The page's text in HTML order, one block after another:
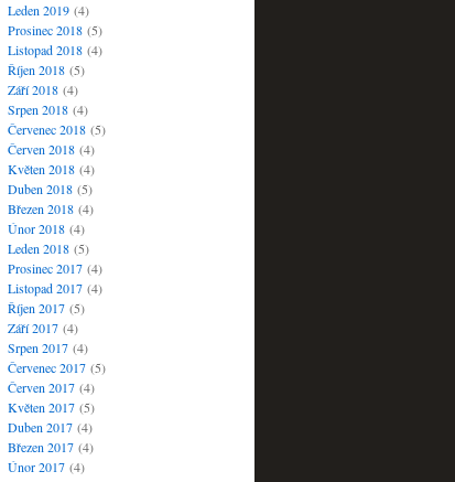
Leden 2019(4)
Prosinec 2018(5)
Listopad 2018(4)
Říjen 2018(5)
Září 2018(4)
Srpen 2018(4)
Červenec 2018(5)
Červen 2018(4)
Květen 2018(4)
Duben 2018(5)
Březen 2018(4)
Únor 2018(4)
Leden 2018(5)
Prosinec 2017(4)
Listopad 2017(4)
Říjen 2017(5)
Září 2017(4)
Srpen 2017(4)
Červenec 2017(5)
Červen 2017(4)
Květen 2017(5)
Duben 2017(4)
Březen 2017(4)
Únor 2017(4)